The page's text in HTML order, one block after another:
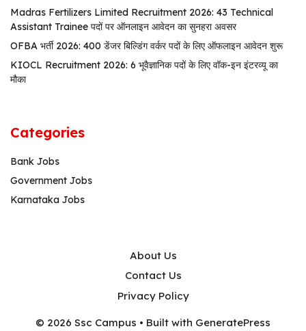
Madras Fertilizers Limited Recruitment 2026: 43 Technical
Assistant Trainee पदों पर ऑनलाइन आवेदन का सुनहरा अवसर
OFBA भर्ती 2026: 400 डेंजर बिल्डिंग वर्कर पदों के लिए ऑफलाइन आवेदन शुरू
KIOCL Recruitment 2026: 6 भूवैज्ञानिक पदों के लिए वॉक-इन इंटरव्यू का
मौका
Categories
Bank Jobs
Government Jobs
Karnataka Jobs
About Us
Contact Us
Privacy Policy
© 2026 Ssc Campus • Built with GeneratePress